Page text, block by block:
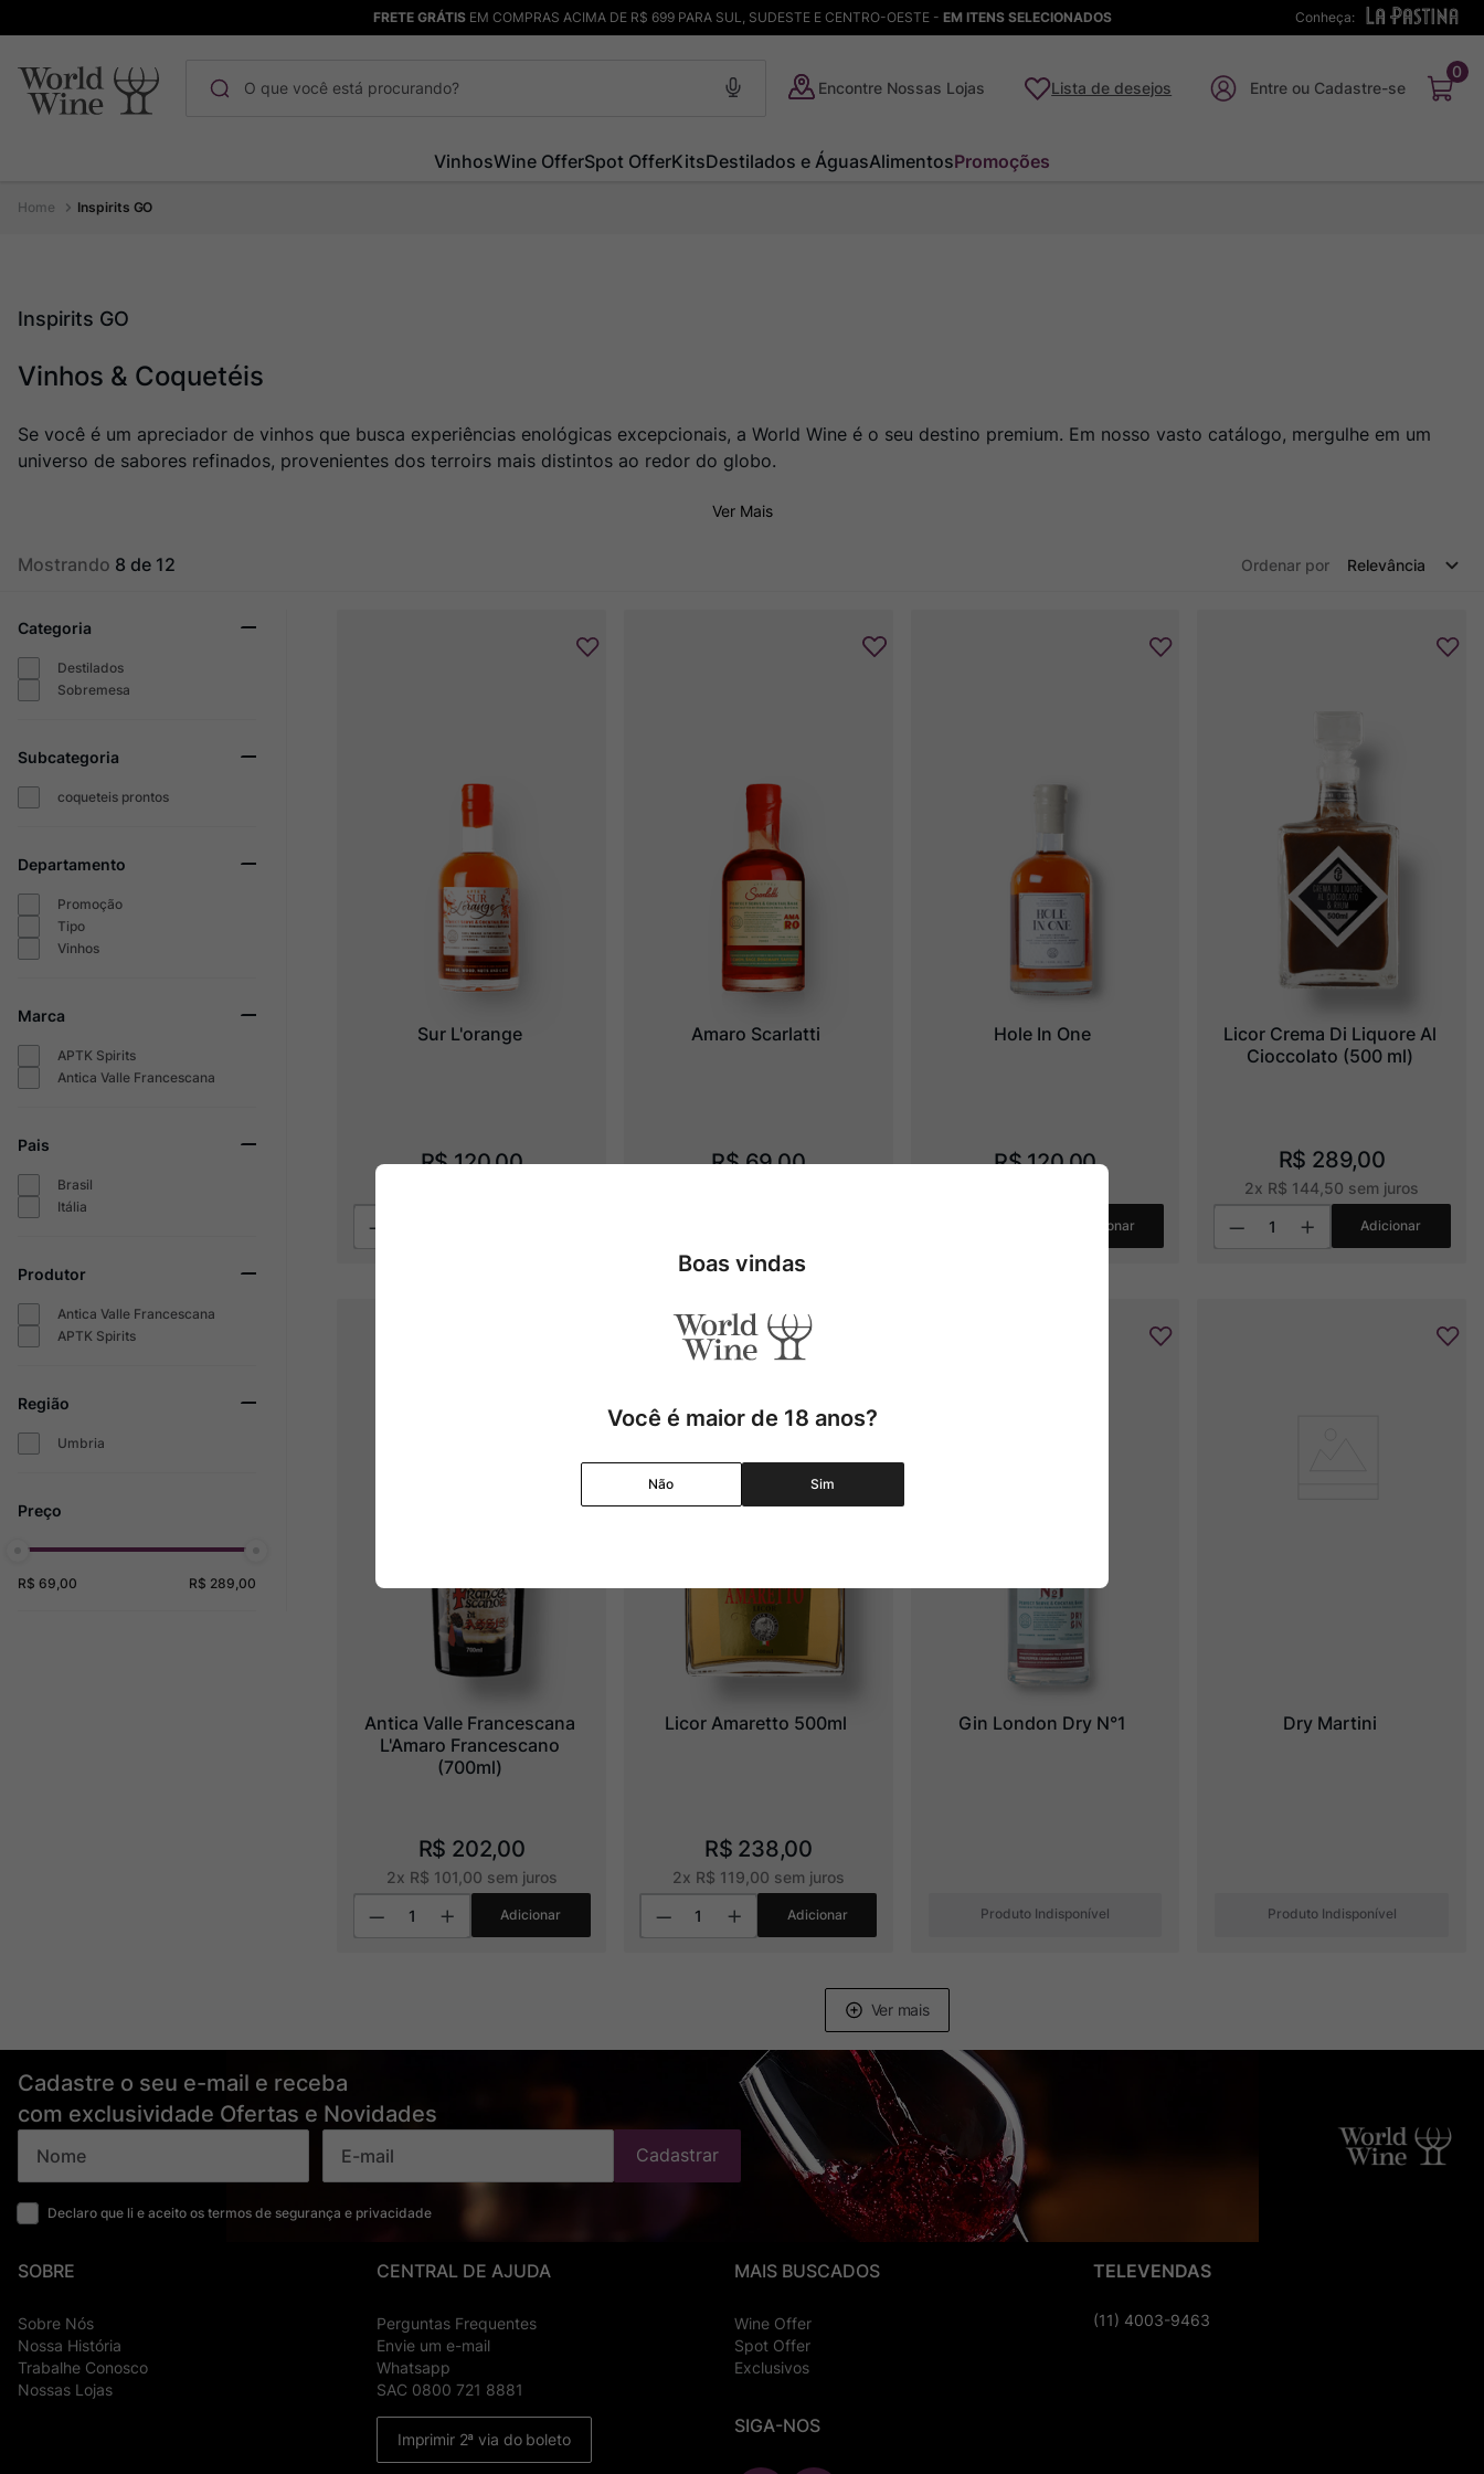
Conheça:
FRETE GRÁTISEM COMPRAS ACIMA DE R$ 699 PARA SUL, SUDESTE E CENTRO-OESTE - EM ITENS SELECIONADOS
Encontre Nossas Lojas Lista de desejos
0
VinhosWine OfferSpot OfferKitsDestilados e ÁguasAlimentosPromoções
Inspirits GO
Inspirits GO
Vinhos & Coquetéis
Se você é um apreciador de vinhos que busca experiências enológicas excepcionais, a World Wine é o seu destino premium. Em nosso vasto catálogo, mergulhe em um
universo de sabores refinados, provenientes dos terroirs mais distintos ao redor do globo.
Ver Mais
Mostrando 8 de 12 Ordenar por Relevância
Categoria
Destilados
Sobremesa
Subcategoria
coqueteis prontos
Departamento
Promoção
Tipo
Vinhos
Marca
APTK Spirits
Antica Valle Francescana
Pais
Brasil
Itália
Produtor
Antica Valle Francescana
APTK Spirits
Região
Umbria
R$ 69,00 R$ 289,00
Sur L'orange
R$ 120,00
Amaro Scarlatti
R$ 69,00
Hole In One
R$ 120,00
Adicionar
Licor Crema Di Liquore Al
Cioccolato (500 ml)
R$ 289,00
2x R$ 144 50 sem juros
Adicionar
Antica Valle Francescana
L'Amaro Francescano
(700ml)
R$ 202,00
2x R$ 101 00 sem juros
Adicionar
Licor Amaretto 500ml
R$ 238,00
2x R$ 119 00 sem juros
Adicionar
Gin London Dry N°1
Produto Indisponível
Dry Martini
Produto Indisponível
Cadastre o seu e-mail e receba
com exclusividade Ofertas e Novidades
Declaro que li e aceito os termos de segurança e privacidade
Cadastrar
SOBRE
Sobre Nós
Nossa História
Trabalhe Conosco
Nossas Lojas
CENTRAL DE AJUDA
Perguntas Frequentes
Envie um e-mail
Whatsapp
SAC 0800 721 8881
Imprimir 2ª via do boleto
MAIS BUSCADOS
Wine Offer
Spot Offer
Exclusivos
SIGA-NOS
TELEVENDAS
(11) 4003-9463
1º Maçanita
4º Garzon
6 º Barolo
8 Champagne
Boas vindas
Você é maior de 18 anos?
Não Sim